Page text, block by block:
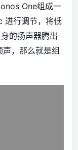
One组成一
进行调节，将低
的扬声器腾出
，那么就是组